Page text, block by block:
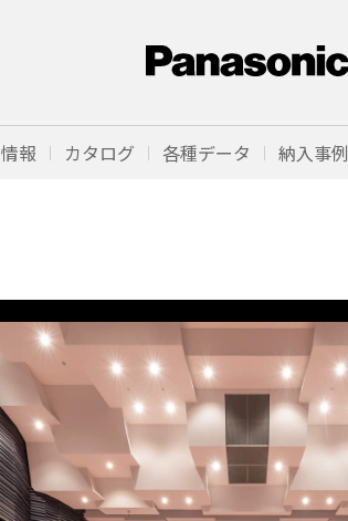
報 カタログ 各種データ 納入事例